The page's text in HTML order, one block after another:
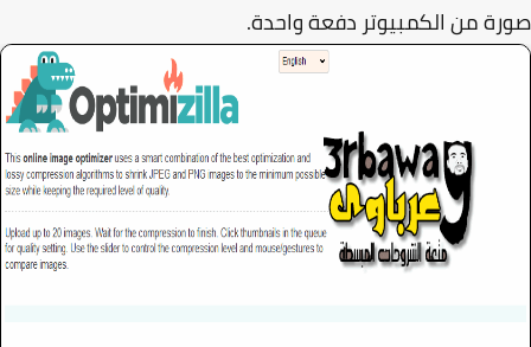
من الكمبيوتر دفعة واحدة.